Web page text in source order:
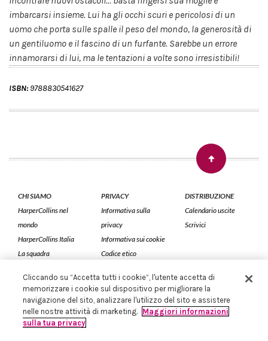
imbarcarsi insieme. Lui ha gli occhi scuri e pericolosi di un
uomo che porta sulle spalle il peso del mondo, la generosità di
un gentiluomo e il fascino di un furfante. Sarebbe un errore
innamorarsi di lui, ma le tentazioni a volte sono irresistibili!
ISBN:9788830541627
CHI SIAMO
HarperCollins nel
mondo
HarperCollins Italia
La squadra
PRIVACY
Informativa sulla
privacy
Informativa sui cookie
Codice etico
DISTRIBUZIONE
Calendario uscite
Scrivici
HarperCollins Italia S.p.A. Viale Monte Nero, 84 - 20135 Milano
Cod. Fiscale e P.IVA 05946780151 - Capitale Sociale 258.250 €
Iscritta in Milano al Registro delle imprese nr.198004 e REA nr.1051898
Cliccando su “Accetta tutti i cookie”, l'utente accetta di
memorizzare i cookie sul dispositivo per migliorare la
navigazione del sito, analizzare l'utilizzo del sito e assistere
nelle nostre attività di marketing. Maggiori informazioni
sulla tua privacy